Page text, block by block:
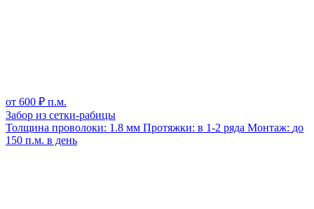
от 600 ₽ п.м.
Забор из сетки-рабицы
Толщина проволоки: 1.8 мм Протяжки: в 1-2 ряда Монтаж: до
150 п.м. в день